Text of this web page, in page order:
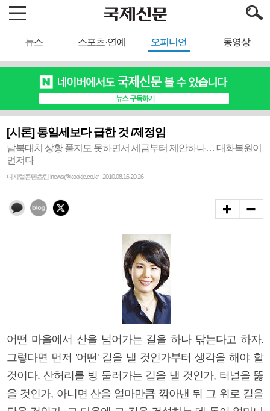
뉴스 스포츠·연예 오피니언 동영상
[시론] 통일세보다 급한 것 /제정임
남북대치 상황 풀지도 못하면서 세금부터 제안하나… 대화복원이
먼저다
디지털콘텐츠팀 inews@kookje.co.kr | 2010.08.16 20:26
어떤 마을에서 산을 넘어가는 길을 하나 닦는다고 하자.
그렇다면 먼저 '어떤' 길을 낼 것인가부터 생각을 해야 할
것이다. 산허리를 빙 둘러가는 길을 낼 것인가, 터널을 뚫
을 것인가, 아니면 산을 얼마만큼 깎아낸 뒤 그 위로 길을